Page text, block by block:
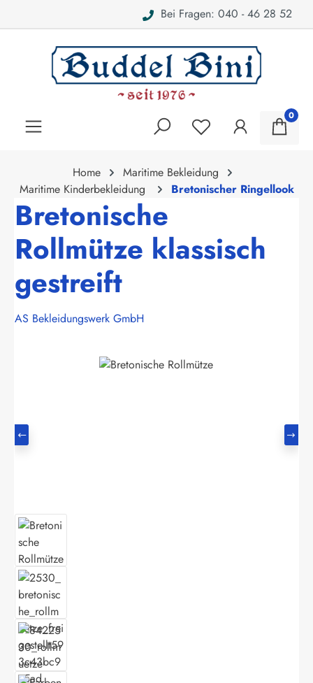
Bei Fragen: 040 - 46 28 52
0
Home
Maritime Bekleidung
Maritime Kinderbekleidung
Bretonischer Ringellook
Bretonische
Rollmütze klassisch
gestreift
AS Bekleidungswerk GmbH
Bildergalerie überspringen